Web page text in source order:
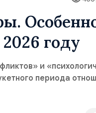
году
и
периода